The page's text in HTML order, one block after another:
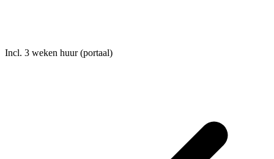
Incl. 3 weken huur (portaal)